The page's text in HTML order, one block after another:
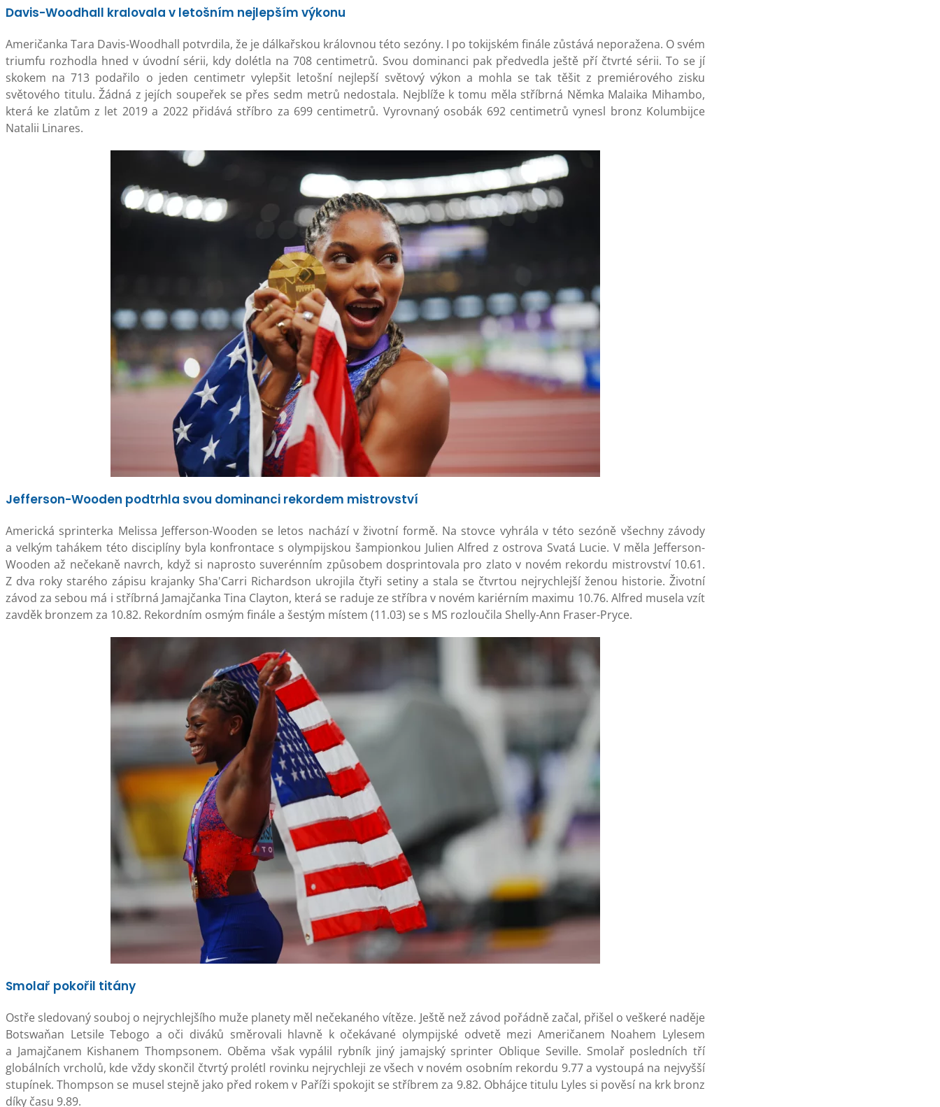
Davis-Woodhall kralovala v letošním nejlepším výkonu
Američanka Tara Davis-Woodhall potvrdila, že je dálkařskou královnou této sezóny. I po tokijském finále zůstává neporažena. O svém
triumfu rozhodla hned v úvodní sérii, kdy dolétla na 708 centimetrů. Svou dominanci pak předvedla ještě pří čtvrté sérii. To se jí
skokem na 713 podařilo o jeden centimetr vylepšit letošní nejlepší světový výkon a mohla se tak těšit z premiérového zisku
světového titulu. Žádná z jejích soupeřek se přes sedm metrů nedostala. Nejblíže k tomu měla stříbrná Němka Malaika Mihambo,
která ke zlatům z let 2019 a 2022 přidává stříbro za 699 centimetrů. Vyrovnaný osobák 692 centimetrů vynesl bronz Kolumbijce
Natalii Linares.
Jefferson-Wooden podtrhla svou dominanci rekordem mistrovství
Americká sprinterka Melissa Jefferson-Wooden se letos nachází v životní formě. Na stovce vyhrála v této sezóně všechny závody
a velkým tahákem této disciplíny byla konfrontace s olympijskou šampionkou Julien Alfred z ostrova Svatá Lucie. V měla Jefferson-
Wooden až nečekaně navrch, když si naprosto suverénním způsobem dosprintovala pro zlato v novém rekordu mistrovství 10.61.
Z dva roky starého zápisu krajanky Sha'Carri Richardson ukrojila čtyři setiny a stala se čtvrtou nejrychlejší ženou historie. Životní
závod za sebou má i stříbrná Jamajčanka Tina Clayton, která se raduje ze stříbra v novém kariérním maximu 10.76. Alfred musela vzít
zavděk bronzem za 10.82. Rekordním osmým finále a šestým místem (11.03) se s MS rozloučila Shelly-Ann Fraser-Pryce.
Smolař pokořil titány
Ostře sledovaný souboj o nejrychlejšího muže planety měl nečekaného vítěze. Ještě než závod pořádně začal, přišel o veškeré naděje
Botswaňan Letsile Tebogo a oči diváků směrovali hlavně k očekávané olympijské odvetě mezi Američanem Noahem Lylesem
a Jamajčanem Kishanem Thompsonem. Oběma však vypálil rybník jiný jamajský sprinter Oblique Seville. Smolař posledních tří
globálních vrcholů, kde vždy skončil čtvrtý prolétl rovinku nejrychleji ze všech v novém osobním rekordu 9.77 a vystoupá na nejvyšší
stupínek. Thompson se musel stejně jako před rokem v Paříži spokojit se stříbrem za 9.82. Obhájce titulu Lyles si pověsí na krk bronz
díky času 9.89.